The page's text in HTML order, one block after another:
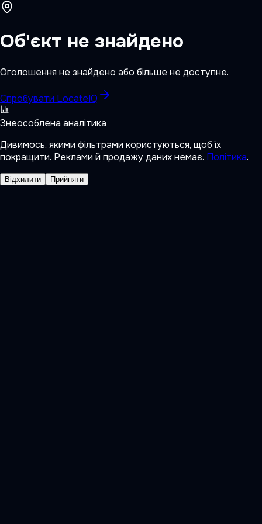
Об'єкт не знайдено
Оголошення не знайдено або більше не доступне.
Спробувати LocateIQ
Знеособлена аналітика
Дивимось, якими фільтрами користуються, щоб їх
покращити. Реклами й продажу даних немає. Політика.
Відхилити Прийняти